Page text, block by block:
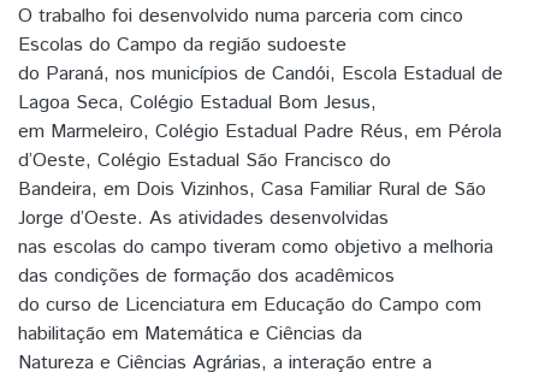
O trabalho foi desenvolvido numa parceria com cinco
Escolas do Campo da região sudoeste
do Paraná, nos municípios de Candói, Escola Estadual de
Lagoa Seca, Colégio Estadual Bom Jesus,
em Marmeleiro, Colégio Estadual Padre Réus, em Pérola
d’Oeste, Colégio Estadual São Francisco do
Bandeira, em Dois Vizinhos, Casa Familiar Rural de São
Jorge d’Oeste. As atividades desenvolvidas
nas escolas do campo tiveram como objetivo a melhoria
das condições de formação dos acadêmicos
do curso de Licenciatura em Educação do Campo com
habilitação em Matemática e Ciências da
Natureza e Ciências Agrárias, a interação entre a